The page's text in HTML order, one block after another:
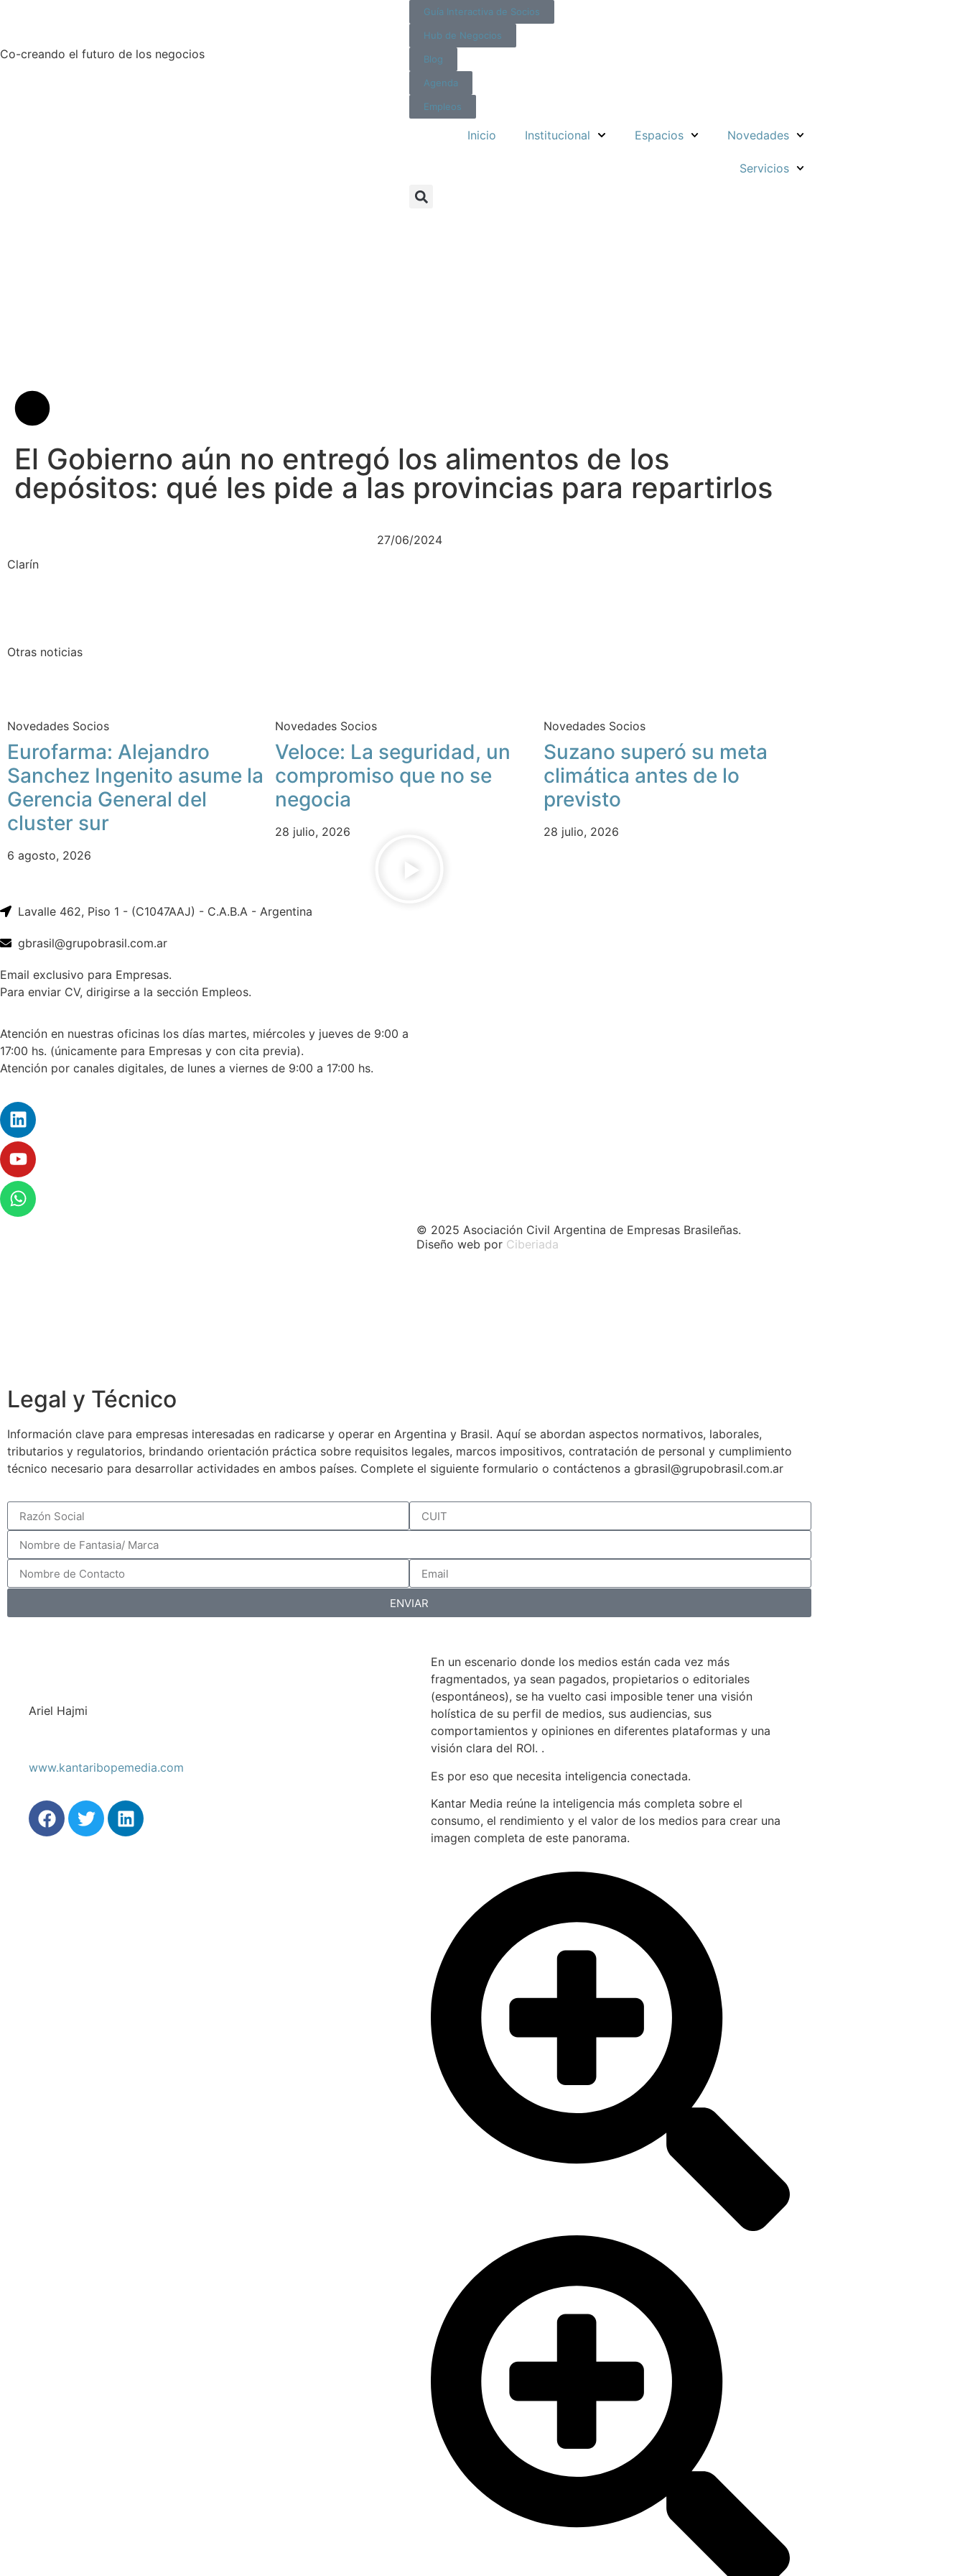
Co-creando el futuro de los negocios
Guía Interactiva de Socios
Hub de Negocios
Blog
Agenda
Empleos
Inicio Institucional Espacios Novedades
Servicios
El Gobierno aún no entregó los alimentos de los
depósitos: qué les pide a las provincias para repartirlos
27/06/2024
Clarín
Otras noticias
Novedades Socios
Eurofarma: Alejandro
Sanchez Ingenito asume la
Gerencia General del
cluster sur
6 agosto, 2026
Novedades Socios
Veloce: La seguridad, un
compromiso que no se
negocia
28 julio, 2026
Novedades Socios
Suzano superó su meta
climática antes de lo
previsto
28 julio, 2026
Lavalle 462, Piso 1 - (C1047AAJ) - C.A.B.A - Argentina
gbrasil@grupobrasil.com.ar
Email exclusivo para Empresas.
Para enviar CV, dirigirse a la sección Empleos.
Atención en nuestras oficinas los días martes, miércoles y jueves de 9:00 a
17:00 hs. (únicamente para Empresas y con cita previa).
Atención por canales digitales, de lunes a viernes de 9:00 a 17:00 hs.
© 2025 Asociación Civil Argentina de Empresas Brasileñas.
Diseño web por Ciberiada
Legal y Técnico
Información clave para empresas interesadas en radicarse y operar en Argentina y Brasil. Aquí se abordan aspectos normativos, laborales,
tributarios y regulatorios, brindando orientación práctica sobre requisitos legales, marcos impositivos, contratación de personal y cumplimiento
técnico necesario para desarrollar actividades en ambos países. Complete el siguiente formulario o contáctenos a gbrasil@grupobrasil.com.ar
ENVIAR
Ariel Hajmi
www.kantaribopemedia.com
En un escenario donde los medios están cada vez más
fragmentados, ya sean pagados, propietarios o editoriales
(espontáneos), se ha vuelto casi imposible tener una visión
holística de su perfil de medios, sus audiencias, sus
comportamientos y opiniones en diferentes plataformas y una
visión clara del ROI. .
Es por eso que necesita inteligencia conectada.
Kantar Media reúne la inteligencia más completa sobre el
consumo, el rendimiento y el valor de los medios para crear una
imagen completa de este panorama.